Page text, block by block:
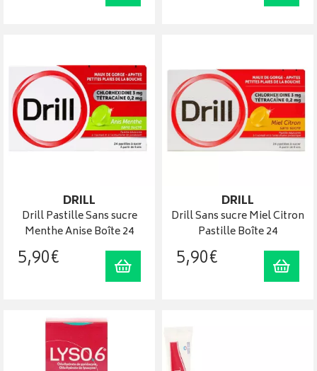
DRILL
Drill Pastille Sans sucre
Menthe Anise Boîte 24
5,90€ Ajouter au panier
DRILL
Drill Sans sucre Miel Citron
Pastille Boîte 24
5,90€